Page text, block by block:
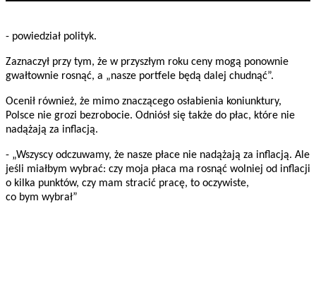
- powiedział polityk.
Zaznaczył przy tym, że w przyszłym roku ceny mogą ponownie
gwałtownie rosnąć, a „nasze portfele będą dalej chudnąć”.
Ocenił również, że mimo znaczącego osłabienia koniunktury,
Polsce nie grozi bezrobocie. Odniósł się także do płac, które nie
nadążają za inflacją.
- „Wszyscy odczuwamy, że nasze płace nie nadążają za inflacją. Ale
jeśli miałbym wybrać: czy moja płaca ma rosnąć wolniej od inflacji
o kilka punktów, czy mam stracić pracę, to oczywiste,
co bym wybrał”